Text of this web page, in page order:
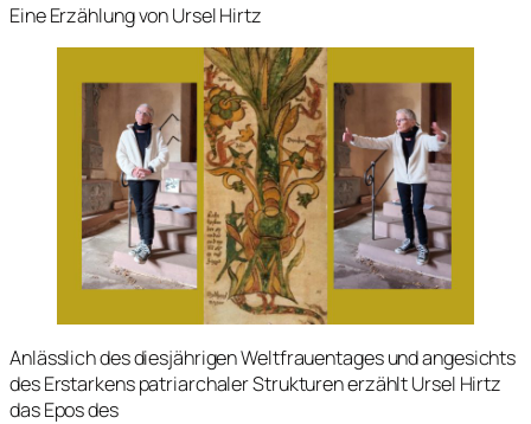
Eine Erzählung von Ursel Hirtz
Anlässlich des diesjährigen Weltfrauentages und angesichts
des Erstarkens patriarchaler Strukturen erzählt Ursel Hirtz
das Epos des